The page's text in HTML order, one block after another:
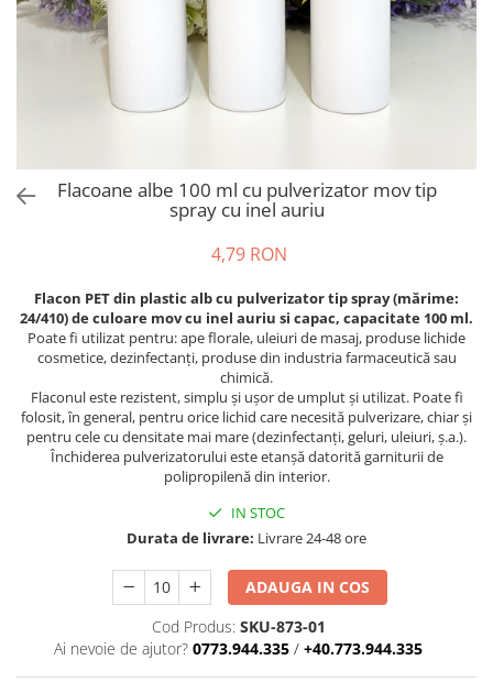
Flacoane albe 100 ml cu pulverizator mov tip
spray cu inel auriu
4,79 RON
Flacon PET din plastic alb cu pulverizator tip spray (mărime:
24/410) de culoare mov cu inel auriu si capac, capacitate 100 ml.
Poate fi utilizat pentru: ape florale, uleiuri de masaj, produse lichide
cosmetice, dezinfectanți, produse din industria farmaceutică sau
chimică.
Flaconul este rezistent, simplu și ușor de umplut și utilizat. Poate fi
folosit, în general, pentru orice lichid care necesită pulverizare, chiar și
pentru cele cu densitate mai mare (dezinfectanți, geluri, uleiuri, ș.a.).
Închiderea pulverizatorului este etanșă datorită garniturii de
polipropilenă din interior.
IN STOC
Durata de livrare: Livrare 24-48 ore
ADAUGA IN COS
Cod Produs: SKU-873-01
Ai nevoie de ajutor? 0773.944.335 / +40.773.944.335